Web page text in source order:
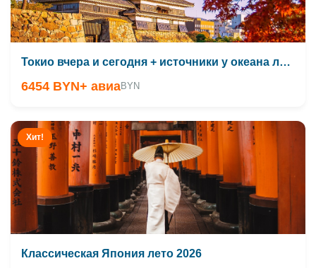
Токио вчера и сегодня + источники у океана лето 2026
6454 BYN+ авиаBYN
Хит!
Классическая Япония лето 2026